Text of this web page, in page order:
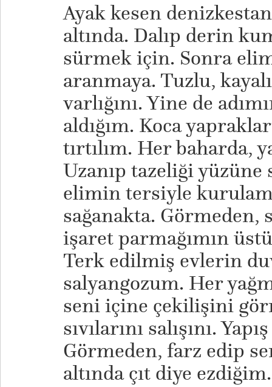
Ayak kesen
altında. Dalıp derin
sürmek için. Sonra
aranmaya. Tuzlu,
varlığını. Yine de
aldığım. Koca
tırtılım. Her baharda,
Uzanıp tazeliği
elimin tersiyle
sağanakta. Görmeden,
işaret parmağımın
Terk edilmiş evlerin
salyangozum. Her
seni içine çekilişini
sıvılarını salışını.
Görmeden, farz edip
altında çıt diye ezdiğim.